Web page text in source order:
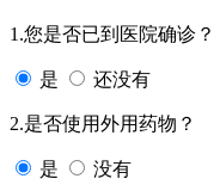
1.您是否已到医院确诊？
是 还没有
2.是否使用外用药物？
是 没有